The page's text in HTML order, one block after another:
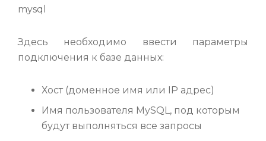
Здесь необходимо ввести параметры
подключения к базе данных:
Хост (доменное имя или IP адрес)
Имя пользователя MySQL, под которым
будут выполняться все запросы